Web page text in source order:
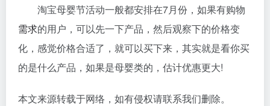
淘宝母婴节活动一般都安排在7月份，如果有购物
需求的用户，可以先一下产品，然后观察下的价格变
化，感觉价格合适了，就可以买下来，其实就是看你买
的是什么产品，如果是母婴类的，估计优惠更大!
本文来源转载于网络，如有侵权请联系我们删除。